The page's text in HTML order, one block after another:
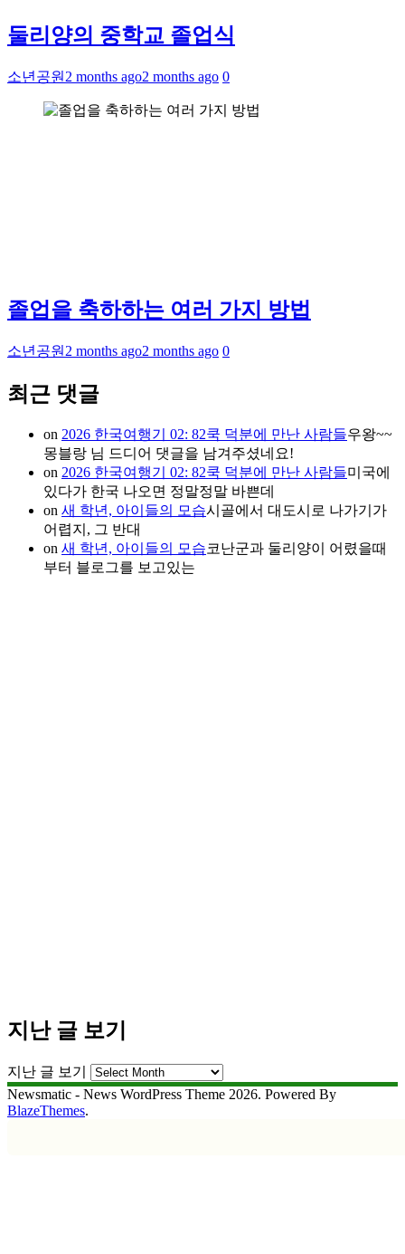
둘리양의 중학교 졸업식
소년공원 2 months ago2 months ago 0
졸업을 축하하는 여러 가지 방법
소년공원 2 months ago2 months ago 0
최근 댓글
on 2026 한국여행기 02: 82쿡 덕분에 만난 사람들우왕~~
몽블랑 님 드디어 댓글을 남겨주셨네요!
on 2026 한국여행기 02: 82쿡 덕분에 만난 사람들미국에
있다가 한국 나오면 정말정말 바쁜데
on 새 학년, 아이들의 모습시골에서 대도시로 나가기가
어렵지, 그 반대
on 새 학년, 아이들의 모습코난군과 둘리양이 어렸을때
부터 블로그를 보고있는
지난 글 보기
지난 글 보기
Newsmatic - News WordPress Theme 2026. Powered By
BlazeThemes.